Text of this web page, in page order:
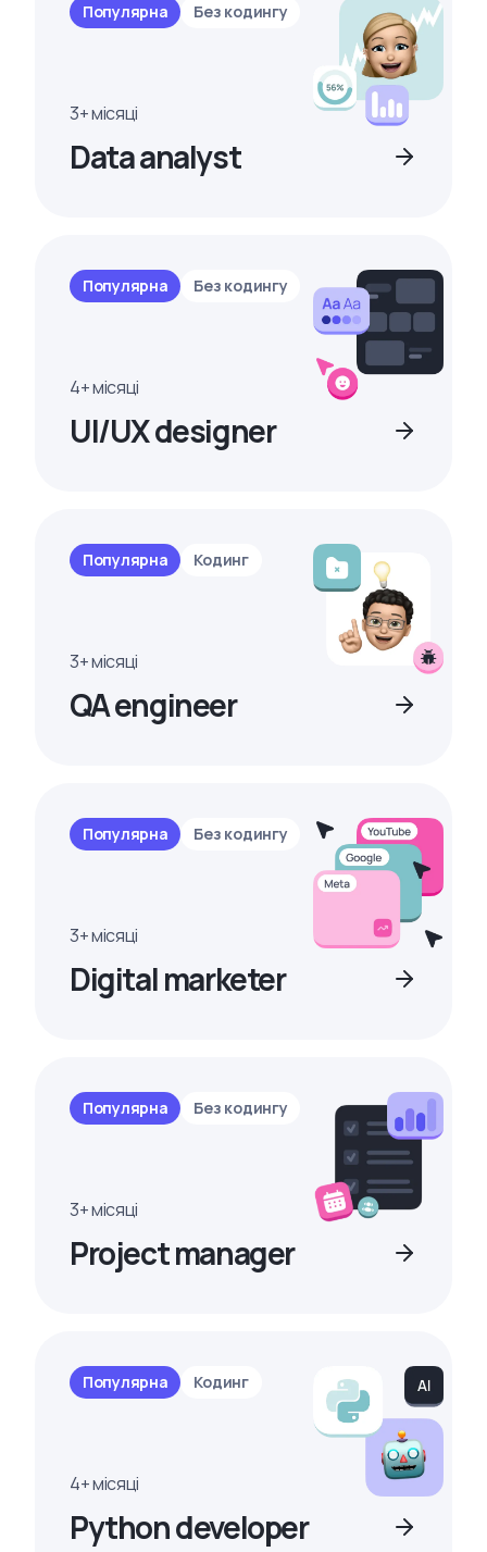
Популярна Без кодингу
3+ місяці
Data analyst
Популярна Без кодингу
4+ місяці
UI/UX designer
Популярна Кодинг
3+ місяці
QA engineer
Популярна Без кодингу
3+ місяці
Digital marketer
Популярна Без кодингу
3+ місяці
Project manager
Популярна Кодинг
4+ місяці
Python developer